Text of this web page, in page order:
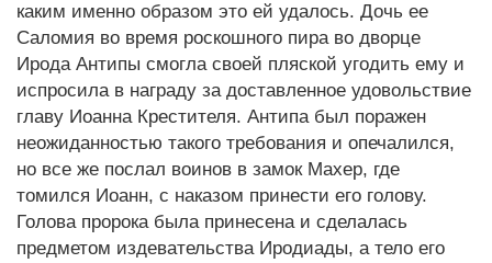
каким именно образом это ей удалось. Дочь ее
Саломия во время роскошного пира во дворце
Ирода Антипы смогла своей пляской угодить ему и
испросила в награду за доставленное удовольствие
главу Иоанна Крестителя. Антипа был поражен
неожиданностью такого требования и опечалился,
но все же послал воинов в замок Махер, где
томился Иоанн, с наказом принести его голову.
Голова пророка была принесена и сделалась
предметом издевательства Иродиады, а тело его